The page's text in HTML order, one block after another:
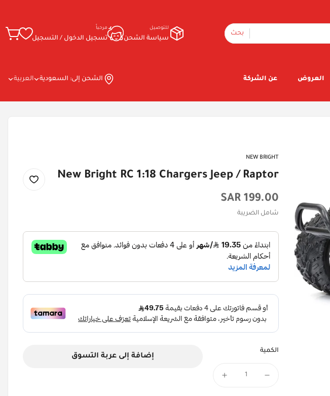
بحث
للتوصيل
سياسة الشحن
مرحباً
تسجيل الدخول / التسجيل
العروض عن الشركة الشحن إلى: السعودية العربية
NEW BRIGHT
New Bright RC 1:18 Chargers Jeep / Raptor
السعر
الأصلي
199.00 SAR
شامل الضريبة
الكمية
إضافة إلى عربة التسوق